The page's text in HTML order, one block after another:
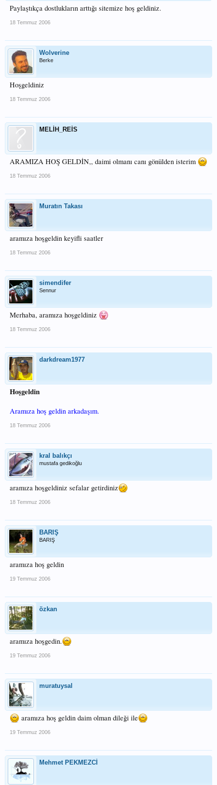
Paylaştıkça dostlukların arttığı sitemize hoş geldiniz.
18 Temmuz 2006
Wolverine
Berke
Hoşgeldiniz
18 Temmuz 2006
MELİH_REİS
ARAMIZA HOŞ GELDİN,, daimi olmanı canı gönülden isterim
18 Temmuz 2006
Muratın Takası
aramıza hoşgeldin keyifli saatler
18 Temmuz 2006
simendifer
Sennur
Merhaba, aramıza hoşgeldiniz
18 Temmuz 2006
darkdream1977
Hoşgeldin
Aramıza hoş geldin arkadaşım.
18 Temmuz 2006
kral balıkçı
mustafa gedikoğlu
aramıza hoşgeldiniz sefalar getirdiniz
18 Temmuz 2006
BARIŞ
BARIŞ
aramıza hoş geldin
19 Temmuz 2006
özkan
aramıza hoşgedin.
19 Temmuz 2006
muratuysal
aramıza hoş geldin daim olman dileği ile
19 Temmuz 2006
Mehmet PEKMEZCİ